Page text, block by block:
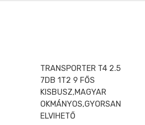
TRANSPORTER T4 2.5
7DB 1T2 9 FŐS
KISBUSZ,MAGYAR
OKMÁNYOS,GYORSAN
ELVIHETŐ